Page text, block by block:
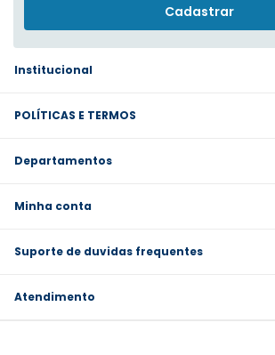
Institucional
POLÍTICAS E TERMOS
Departamentos
Minha conta
Suporte de duvidas frequentes
Atendimento